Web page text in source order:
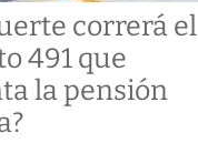
correrá el
491 que
la pensión